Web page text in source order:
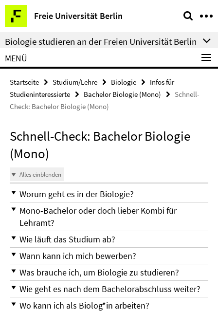
Springe
direkt
zu
Inhalt
Freie Universität Berlin
Service-
Navigation
Biologie studieren an der Freien Universität Berlin
MENÜ
Startseite Studium/Lehre Biologie
Infos für
Studieninteressierte
Bachelor Biologie (Mono)
Schnell-
Check: Bachelor Biologie (Mono)
Schnell-Check: Bachelor Biologie
(Mono)
Alles einblenden
Worum geht es in der Biologie?
Mono-Bachelor oder doch lieber Kombi für
Lehramt?
Wie läuft das Studium ab?
Wann kann ich mich bewerben?
Was brauche ich, um Biologie zu studieren?
Wie geht es nach dem Bachelorabschluss weiter?
Wo kann ich als Biolog*in arbeiten?